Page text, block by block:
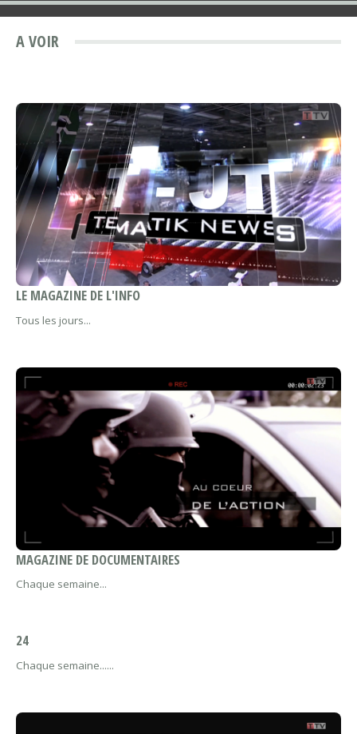
A VOIR
LE MAGAZINE DE L'INFO
Tous les jours...
MAGAZINE DE DOCUMENTAIRES
Chaque semaine...
24
Chaque semaine......